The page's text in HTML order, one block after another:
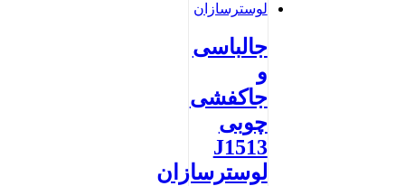
جالباسی
و
جاکفشی
چوبی
J1513
لوسترسازان